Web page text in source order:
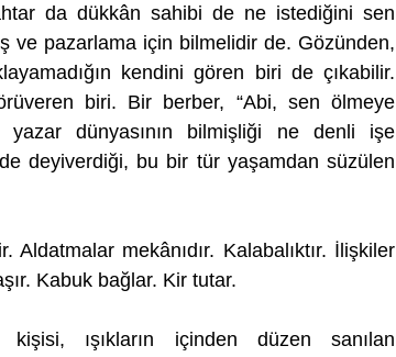
da dükkân sahibi de ne istediğini sen
ve pazarlama için bilmelidir de. Gözünden,
kendini gören biri de çıkabilir.
biri. Bir berber, “Abi, sen ölmeye
yazar dünyasının bilmişliği ne denli işe
deyiverdiği, bu bir tür yaşamdan süzülen
mekânıdır. Kalabalıktır. İlişkiler
Kabuk bağlar. Kir tutar.
ışıkların içinden düzen sanılan